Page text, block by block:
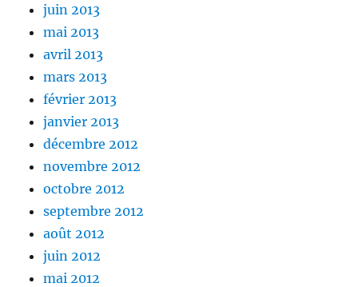
juin 2013
mai 2013
avril 2013
mars 2013
février 2013
janvier 2013
décembre 2012
novembre 2012
octobre 2012
septembre 2012
août 2012
juin 2012
mai 2012